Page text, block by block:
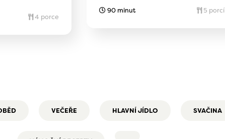
4 porce
90 minut 5 porcí
VEČEŘE HLAVNÍ JÍDLO SVAČINA